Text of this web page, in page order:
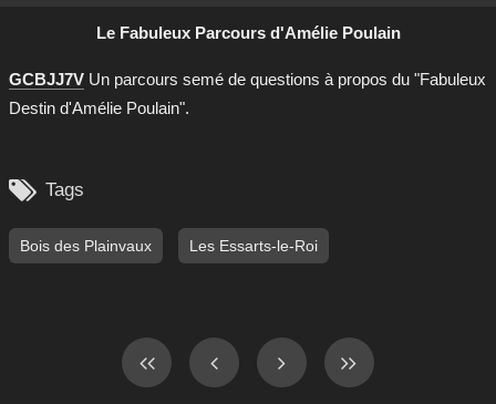
Le Fabuleux Parcours d'Amélie Poulain
GCBJJ7V Un parcours semé de questions à propos du "Fabuleux
Destin d'Amélie Poulain".
 Tags
Bois des Plainvaux Les Essarts-le-Roi